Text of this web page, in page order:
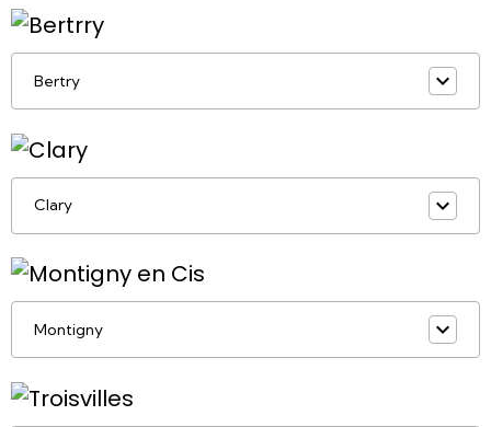
Bertry
Clary
Montigny